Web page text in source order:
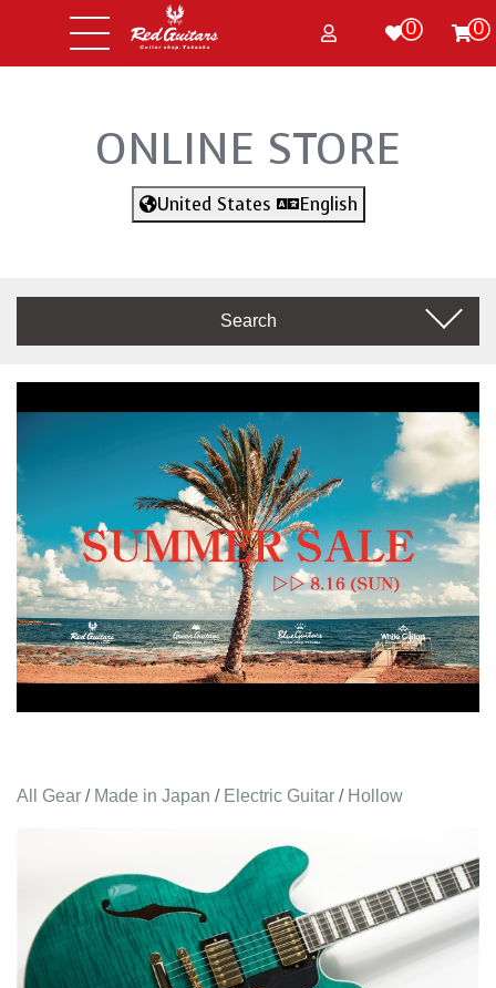
0 0
ONLINE STORE
United States English
Search
All Gear / Made in Japan / Electric Guitar / Hollow